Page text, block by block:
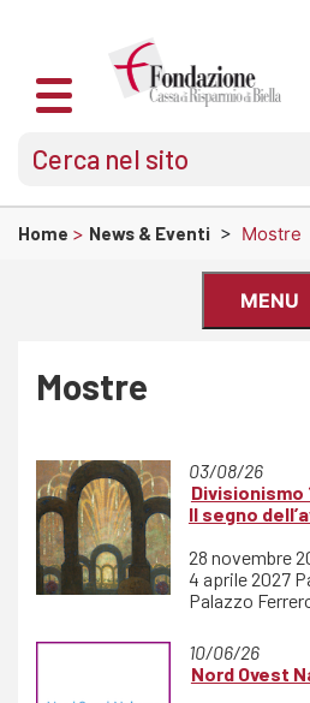
Home > News & Eventi > Mostre
MENU
Mostre
03/08/26
Divisionismo
Il segno
28 novembre
4 aprile 2027
Palazzo
10/06/26
Nord Ovest